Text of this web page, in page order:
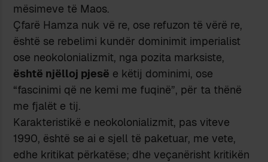
mësimeve të Maos.
Çfarë Hamza nuk vë re, ose refuzon të vërë re,
është se rebelimi kundër dominimit imperialist
ose neokolonializmit, nga pozita marksiste,
është njëlloj pjesë e këtij dominimi, ose
“fascinimi që ne kemi me fuqinë”, për ta thënë
me fjalët e tij.
Karakteristikë e neokolonializmit, pas viteve
1990, është se ai e sjell të paketuar, me vete,
edhe kritikat përkatëse; dhe veçanërisht kritikën